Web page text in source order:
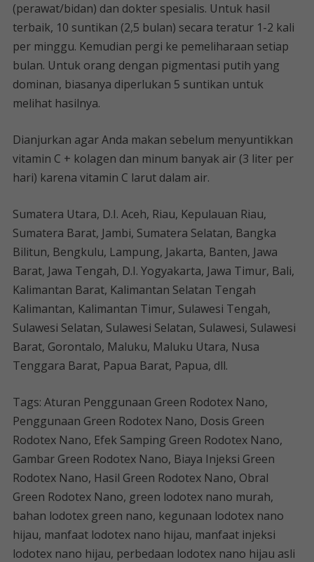
(perawat/bidan) dan dokter spesialis. Untuk hasil
terbaik, 10 suntikan (2,5 bulan) secara teratur 1-2 kali
per minggu. Kemudian pergi ke pemeliharaan setiap
bulan. Untuk orang dengan pigmentasi putih yang
dominan, biasanya diperlukan 5 suntikan untuk
melihat hasilnya.
Dianjurkan agar Anda makan sebelum menyuntikkan
vitamin C + kolagen dan minum banyak air (3 liter per
hari) karena vitamin C larut dalam air.
Sumatera Utara, D.I. Aceh, Riau, Kepulauan Riau,
Sumatera Barat, Jambi, Sumatera Selatan, Bangka
Bilitun, Bengkulu, Lampung, Jakarta, Banten, Jawa
Barat, Jawa Tengah, D.I. Yogyakarta, Jawa Timur, Bali,
Kalimantan Barat, Kalimantan Selatan Tengah
Kalimantan, Kalimantan Timur, Sulawesi Tengah,
Sulawesi Selatan, Sulawesi Selatan, Sulawesi, Sulawesi
Barat, Gorontalo, Maluku, Maluku Utara, Nusa
Tenggara Barat, Papua Barat, Papua, dll.
Tags: Aturan Penggunaan Green Rodotex Nano,
Penggunaan Green Rodotex Nano, Dosis Green
Rodotex Nano, Efek Samping Green Rodotex Nano,
Gambar Green Rodotex Nano, Biaya Injeksi Green
Rodotex Nano, Hasil Green Rodotex Nano, Obral
Green Rodotex Nano, green lodotex nano murah,
bahan lodotex green nano, kegunaan lodotex nano
hijau, manfaat lodotex nano hijau, manfaat injeksi
lodotex nano hijau, perbedaan lodotex nano hijau asli